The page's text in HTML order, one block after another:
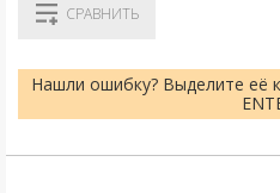
СРАВНИТЬ
Нашли ошибку? Выделите её